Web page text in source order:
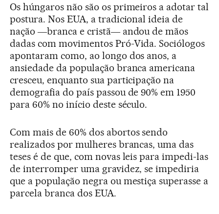
Os húngaros não são os primeiros a adotar tal
postura. Nos EUA, a tradicional ideia de
nação ―branca e cristã― andou de mãos
dadas com movimentos Pró-Vida. Sociólogos
apontaram como, ao longo dos anos, a
ansiedade da população branca americana
cresceu, enquanto sua participação na
demografia do país passou de 90% em 1950
para 60% no início deste século.
Com mais de 60% dos abortos sendo
realizados por mulheres brancas, uma das
teses é de que, com novas leis para impedi-las
de interromper uma gravidez, se impediria
que a população negra ou mestiça superasse a
parcela branca dos EUA.